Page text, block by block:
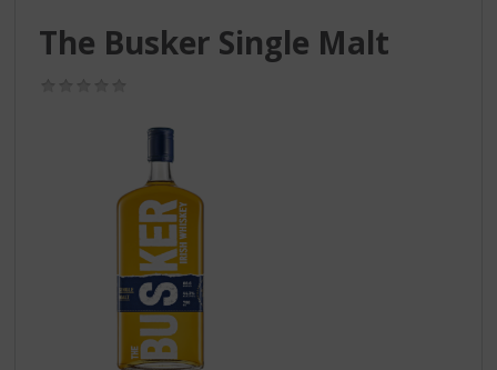
The Busker Single Malt